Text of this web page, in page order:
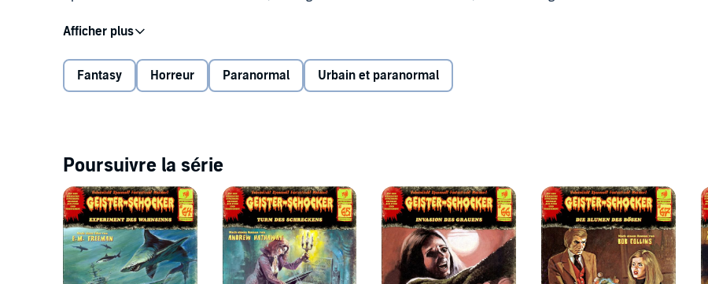
Vollständige Liste der Autoren: Earl Warren
Vollständige Liste der Sprecher: Martin Kautz, Norman Matt, Roland Wolf, Sarah Riedel, Uschi Hugo, Rainer
exclusive license to Maritim Verlag
Fantasy Horreur Paranormal Urbain et paranormal
Poursuivre la série